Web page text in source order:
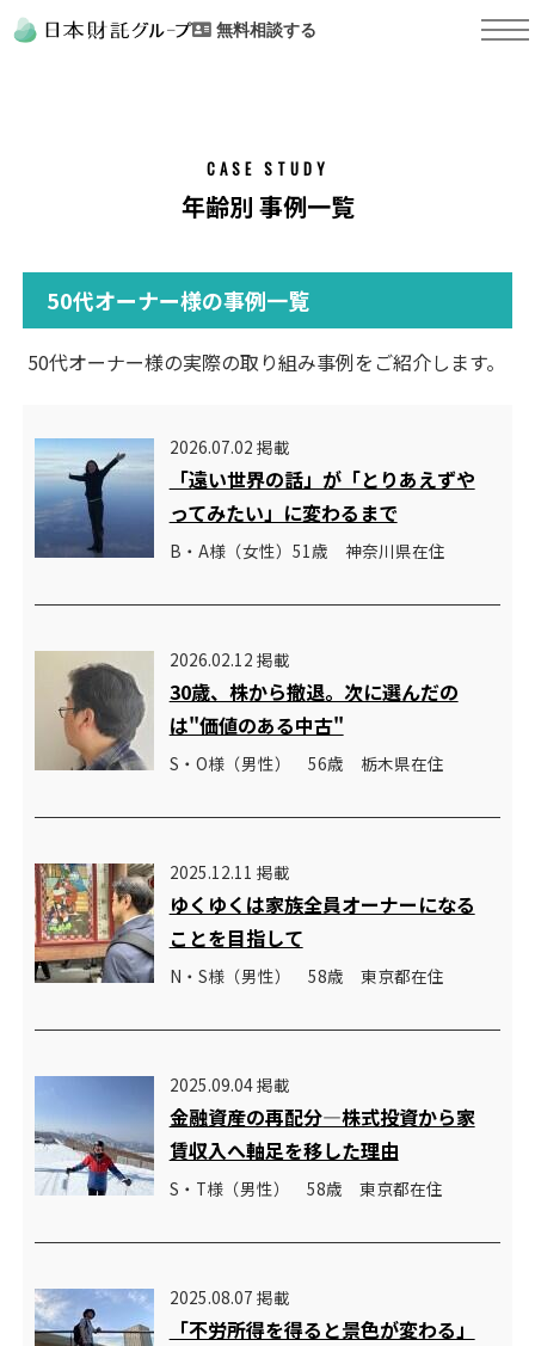
無料相談する
CASE STUDY
年齢別 事例一覧
50代オーナー様の事例一覧
50代オーナー様の実際の取り組み事例をご紹介します。
2026.07.02 掲載
「遠い世界の話」が「とりあえずや
ってみたい」に変わるまで
B・A様（女性）51歳 神奈川県在住
2026.02.12 掲載
30歳、株から撤退。次に選んだの
は"価値のある中古"
S・O様（男性） 56歳 栃木県在住
2025.12.11 掲載
ゆくゆくは家族全員オーナーになる
ことを目指して
N・S様（男性） 58歳 東京都在住
2025.09.04 掲載
金融資産の再配分―株式投資から家
賃収入へ軸足を移した理由
S・T様（男性） 58歳 東京都在住
2025.08.07 掲載
「不労所得を得ると景色が変わる」